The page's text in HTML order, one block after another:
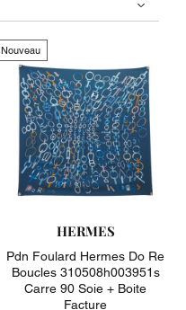
Nouveau
HERMES
Pdn Foulard Hermes Do Re
Boucles 310508h003951s
Carre 90 Soie + Boite
Facture